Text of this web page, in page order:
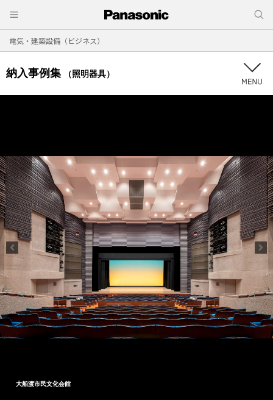
電気・建築設備（ビジネス）
納入事例集 （照明器具）
大船渡市民文化会館